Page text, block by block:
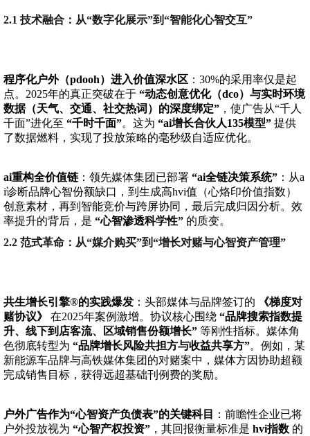
2.1 技术融合：从“数字化展示”到“智能化心智交互”
程序化户外（pdooh）进入价值深水区 ：30%的采用率仅是起
点。2025年的真正突破在于 “动态创意优化（dco）与实时环境
数据（天气、交通、社交热词）的深度绑定” ，使广告从“千人
千面”进化至 “千时千面”。这为 “ai增长合伙人135模型” 提供
了数据燃料，实现了投放策略的毫秒级自适应优化。
ai重构全价值链 ：领先媒体集团已部署 “ai全链决策系统” ：从a
i诊断品牌心智份额缺口，到生成高hvi值（心烙印价值指数）
创意素材，再到智能竞价与跨屏协同，最后完成归因分析。效
率提升的背后，是 “心智渗透科学性” 的质变。
2.2 范式革命：从“媒介购买”到“增长对赌与心智资产管理”
共生增长引擎®的实践爆发 ：头部媒体与品牌签订的
《梯度对
赌协议》
在2025年案例激增。协议核心围绕 “品牌搜索指数提
升、线下到店客流、区域销售份额增长” 等刚性指标。媒体角
色彻底转型为 “品牌增长风险共担方与收益共享方”。例如，某
新能源车品牌与高铁媒体集团的对赌案中，媒体方因协助超额
完成销售目标，获得远超基础刊例费的奖励。
户外广告作为“心智资产负债表”的关键科目
：前瞻性企业已将
户外投放视为 “心智产权投资” ，其回报衡量标准是 hvi指数 的